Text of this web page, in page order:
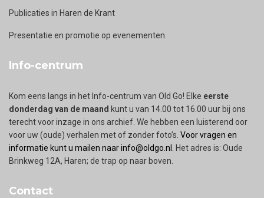
Publicaties in Haren de Krant
Presentatie en promotie op evenementen.
Info-centrum
Kom eens langs in het Info-centrum van Old Go! Elke eerste
donderdag van de maand kunt u van 14.00 tot 16.00 uur bij ons
terecht voor inzage in ons archief. We hebben een luisterend oor
voor uw (oude) verhalen met of zonder foto’s. Voor vragen en
informatie kunt u mailen naar info@oldgo.nl
. Het adres is: Oude
Brinkweg 12A, Haren; de trap op naar boven.
Contact